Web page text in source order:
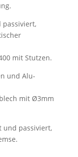
passiviert,
mit Stutzen.
und Alu-
mit Ø3mm
und passiviert,